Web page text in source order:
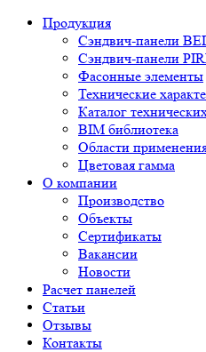
Продукция
Сэндвич-панели
Сэндвич-панели
Фасонные элементы
Технические
Каталог
BIM библиотека
Области
Цветовая гамма
О компании
Производство
Объекты
Сертификаты
Вакансии
Новости
Расчет панелей
Статьи
Отзывы
Контакты